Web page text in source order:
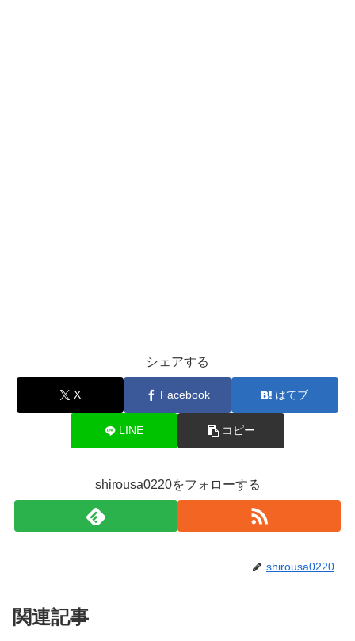
シェアする
X Facebook はてブ
LINE コピー
shirousa0220をフォローする
shirousa0220
関連記事